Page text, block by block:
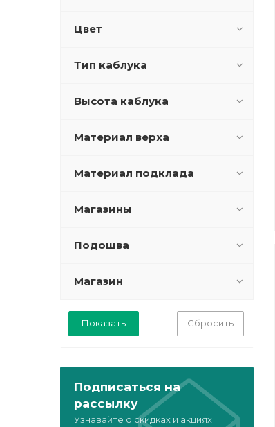
Цвет
Тип каблука
Высота каблука
Материал верха
Материал подклада
Магазины
Подошва
Магазин
Сбросить
Подписаться на
рассылку
Узнавайте о скидках и акциях